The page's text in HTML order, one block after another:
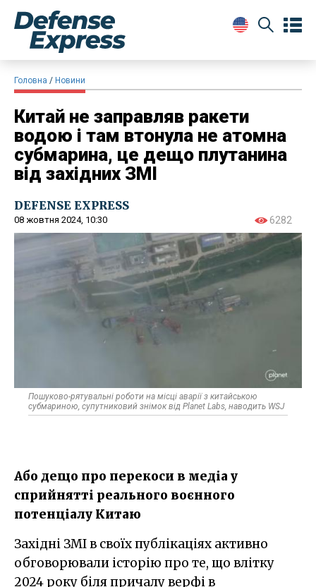
Головна Новини
Китай не заправляв ракети
водою і там втонула не атомна
субмарина, це дещо плутанина
від західних ЗМІ
DEFENSE EXPRESS
08 жовтня 2024, 10:30 6282
Пошуково-рятувальні роботи на місці аварії з китайською
субмариною, супутниковий знімок від Planet Labs, наводить WSJ
Або дещо про перекоси в медіа у
сприйнятті реального воєнного
потенціалу Китаю
Західні ЗМІ в своїх публікаціях активно
обговорювали історію про те, що влітку
2024 року біля причалу верфі в